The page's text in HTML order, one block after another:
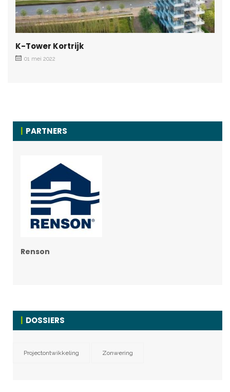
K-Tower Kortrijk
01 mei 2022
PARTNERS
Renson
DOSSIERS
Projectontwikkeling Zonwering